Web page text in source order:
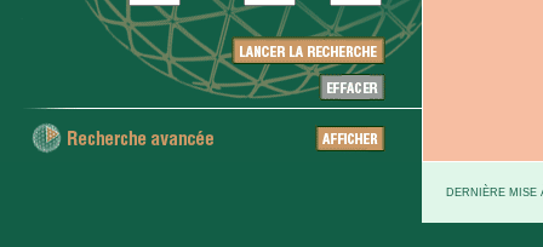
DERNIÈRE MISE